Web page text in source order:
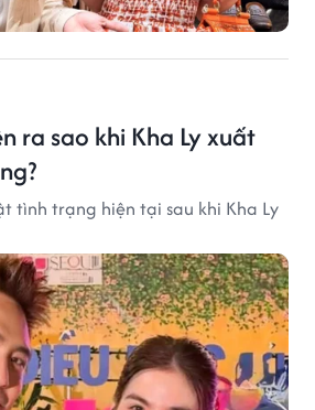
ra sao khi Kha Ly xuất
tình trạng hiện tại sau khi Kha Ly